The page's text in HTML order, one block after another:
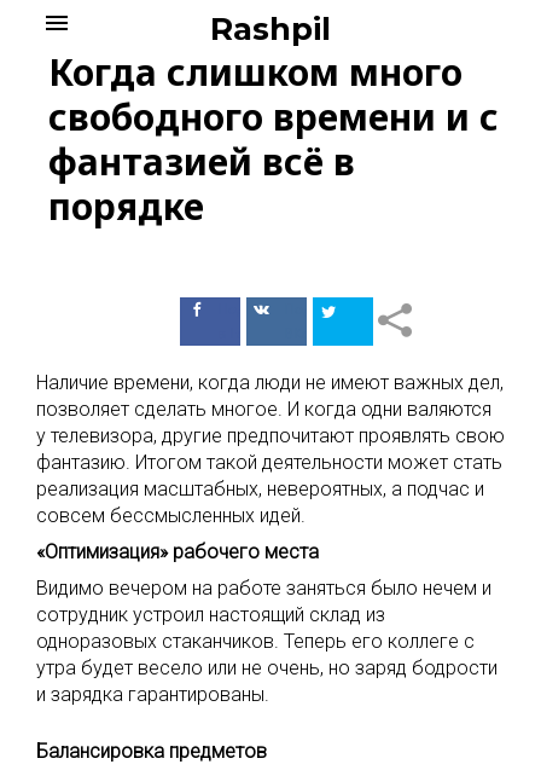
content
Rashpil
menu
Когда слишком много
свободного времени и с
фантазией всё в
порядке
ПоделитьсяПоделиться
Наличие времени, когда люди не имеют важных дел,
позволяет сделать многое. И когда одни валяются
у телевизора, другие предпочитают проявлять свою
фантазию. Итогом такой деятельности может стать
реализация масштабных, невероятных, а подчас и
совсем бессмысленных идей.
«Оптимизация» рабочего места
Видимо вечером на работе заняться было нечем и
сотрудник устроил настоящий склад из
одноразовых стаканчиков. Теперь его коллеге с
утра будет весело или не очень, но заряд бодрости
и зарядка гарантированы.
Балансировка предметов